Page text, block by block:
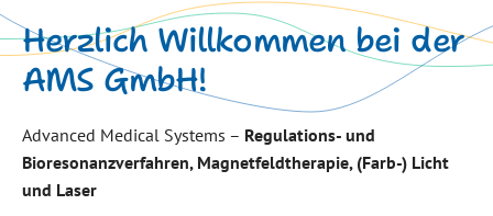
Herzlich Willkommen bei der
AMS GmbH!
Advanced Medical Systems – Regulations- und
Bioresonanzverfahren, Magnetfeldtherapie, (Farb-) Licht
und Laser